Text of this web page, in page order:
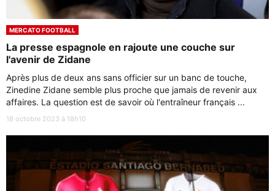
MERCATO FOOTBALL
La presse espagnole en rajoute une couche sur
l'avenir de Zidane
Après plus de deux ans sans officier sur un banc de touche,
Zinedine Zidane semble plus proche que jamais de revenir aux
affaires. La question est de savoir où l'entraîneur français ...
18 octobre 2023 à 18h10